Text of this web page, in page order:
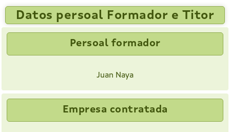
Datos persoal Formador e Titor
Persoal formador
Juan Naya
Empresa contratada